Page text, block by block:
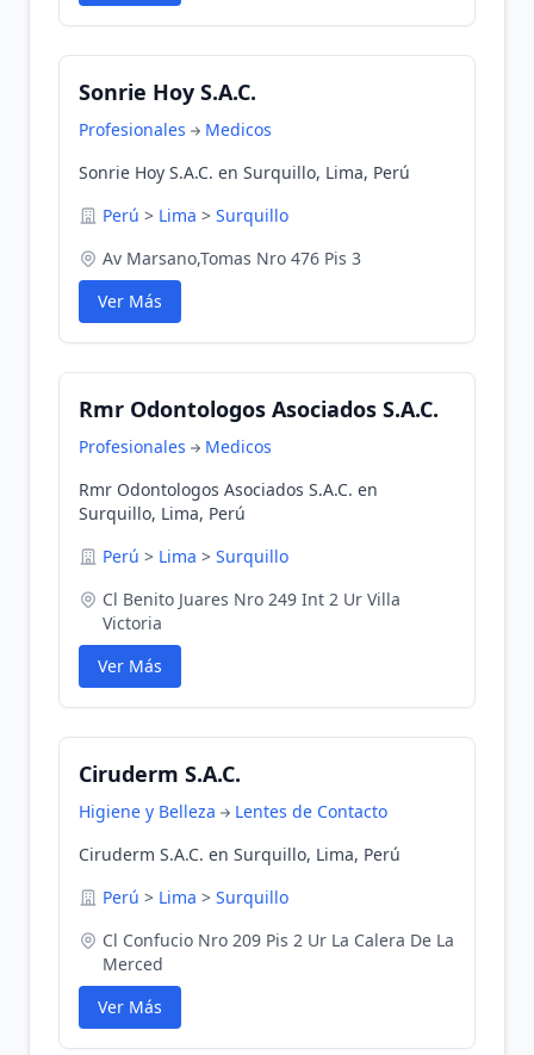
Sonrie Hoy S.A.C.
Profesionales
Medicos
Sonrie Hoy S.A.C. en Surquillo, Lima, Perú
Perú > Lima > Surquillo
Av Marsano,Tomas Nro 476 Pis 3
Ver Más
Rmr Odontologos Asociados S.A.C.
Profesionales
Medicos
Rmr Odontologos Asociados S.A.C. en
Surquillo, Lima, Perú
Perú > Lima > Surquillo
Cl Benito Juares Nro 249 Int 2 Ur Villa
Victoria
Ver Más
Ciruderm S.A.C.
Higiene y Belleza
Lentes de Contacto
Ciruderm S.A.C. en Surquillo, Lima, Perú
Perú > Lima > Surquillo
Cl Confucio Nro 209 Pis 2 Ur La Calera De La
Merced
Ver Más